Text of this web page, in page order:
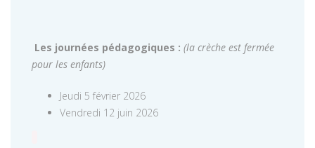
Les journées pédagogiques : (la crèche est fermée
pour les enfants)
Jeudi 5 février 2026
Vendredi 12 juin 2026